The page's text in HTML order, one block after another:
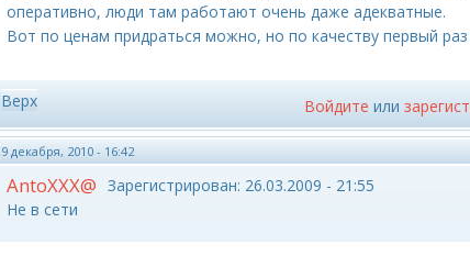
оперативно, люди там работают очень даже адекватные.
Вот по ценам придраться можно, но по качеству первый
Верх Войдите или
9 декабря, 2010 - 16:42
AntoXXX@
Не в сети
Зарегистрирован: 26.03.2009 - 21:55